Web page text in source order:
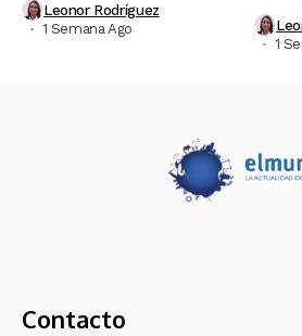
Leonor Rodríguez
1 Semana Ago
1
Contacto